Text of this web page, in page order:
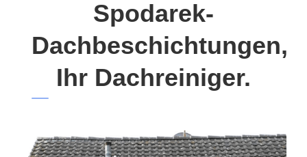
Spodarek-
Dachbeschichtungen,
Ihr Dachreiniger.